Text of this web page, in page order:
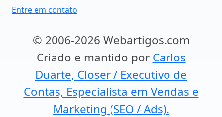
Entre em contato
© 2006-2026 Webartigos.com
Criado e mantido por Carlos
Duarte, Closer / Executivo de
Contas, Especialista em Vendas e
Marketing (SEO / Ads).